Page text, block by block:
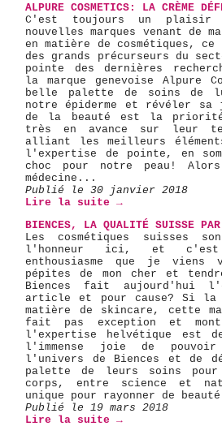
ALPURE COSMETICS: LA CRÈME
C'est toujours un plaisir
nouvelles marques venant de
en matière de cosmétiques, ce
des grands précurseurs du
pointe des dernières
la marque genevoise Alpure
belle palette de soins de
notre épiderme et révéler sa
de la beauté est la priorité
très en avance sur leur
alliant les meilleurs
l'expertise de pointe, en
choc pour notre peau!
médecine...
Publié le 30 janvier 2018
Lire la suite →
BIENCES, LA QUALITÉ SUISSE PAR
Les cosmétiques suisses
l'honneur ici, et c'est
enthousiasme que je viens
pépites de mon cher et
Biences fait aujourd'hui
article et pour cause? Si la
matière de skincare, cette
fait pas exception et
l'expertise helvétique est
l'immense joie de pouvoir
l'univers de Biences et de
palette de leurs soins
corps, entre science et
unique pour rayonner de
Publié le 19 mars 2018
Lire la suite →